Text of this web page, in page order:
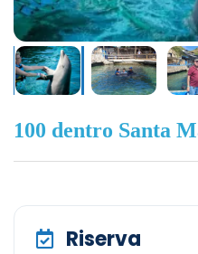
100 dentro Santa
Riserva